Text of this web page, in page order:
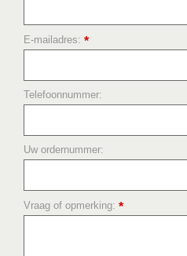
E-mailadres: *
Telefoonnummer:
Uw ordernummer:
Vraag of opmerking: *